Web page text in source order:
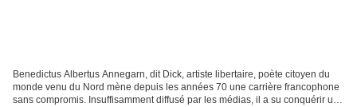
Benedictus Albertus Annegarn, dit Dick, artiste libertaire, poète citoyen du
monde venu du Nord mène depuis les années 70 une carrière francophone
sans compromis. Insuffisamment diffusé par les médias, il a su conquérir un